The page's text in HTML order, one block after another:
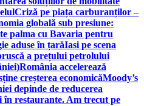
Criză pe piața carburanților –
globală sub presiune:
palma cu Bavaria pentru
aduse în țarăIasi pe scena
a prețului petrolului
România accelerează
creșterea economicăMoody’s
depinde de reducerea
în restaurante. Am trecut pe